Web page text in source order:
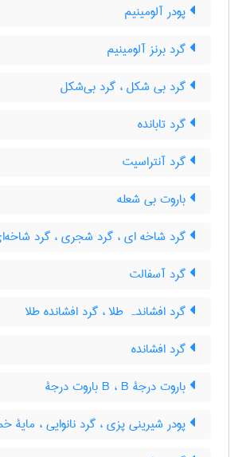
پودر آلومینیم
گرد برنز آلومینیم
گرد بی شکل ، گرد بی‌شکل
گرد تابانده
گرد آنتراسیت
باروت بی شعله
گرد شاخه ای ، گرد شجری ، گرد
گرد آسفالت
گرد افشاندہ طلا ، گرد افشانده طلا
گرد افشانده
باروت درجۀ B ، B باروت درجۀ
پودر شیرینی پزی ، گرد نانوایی ، مایۀ